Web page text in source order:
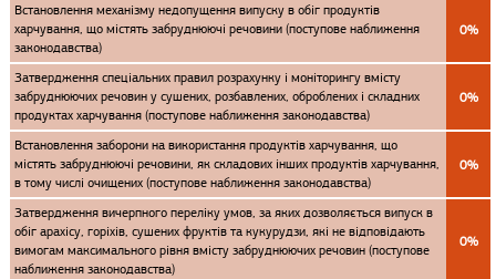
Встановлення механізму недопущення випуску в обіг продуктів
харчування, що містять забруднюючі речовини (поступове наближення
законодавства)
0%
Затвердження спеціальних правил розрахунку і моніторингу вмісту
забруднюючих речовин у сушених, розбавлених, оброблених і складних
продуктах харчування (поступове наближення законодавства)
0%
Встановлення заборони на використання продуктів харчування, що
містять забруднюючі речовини, як складових інших продуктів харчування,
в тому числі очищених (поступове наближення законодавства)
0%
Затвердження вичерпного переліку умов, за яких дозволяється випуск в
обіг арахісу, горіхів, сушених фруктів та кукурудзи, які не відповідають
вимогам максимального рівня вмісту забруднюючих речовин (поступове
наближення законодавства)
0%